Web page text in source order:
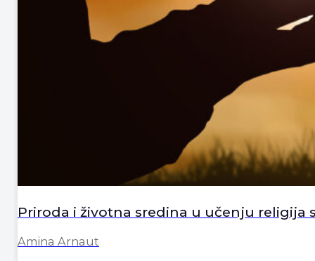
Priroda i životna sredina u učenju religija
Amina Arnaut